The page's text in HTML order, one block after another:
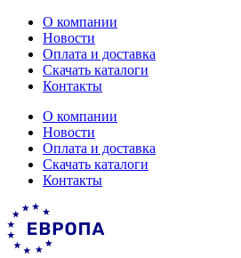
О компании
Новости
Оплата и доставка
Скачать каталоги
Контакты
О компании
Новости
Оплата и доставка
Скачать каталоги
Контакты